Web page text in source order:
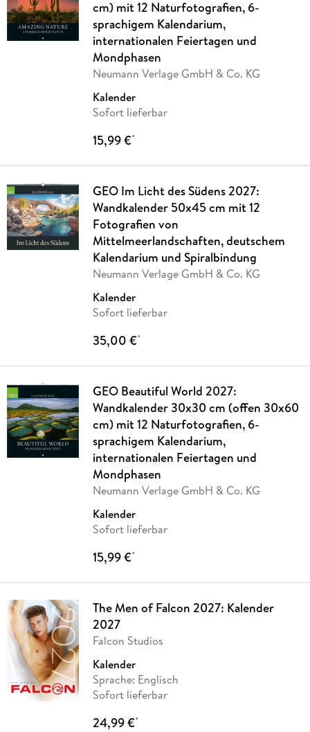
cm) mit 12 Naturfotografien, 6-
sprachigem Kalendarium,
internationalen Feiertagen und
Mondphasen
Neumann Verlage GmbH & Co. KG
Kalender
Sofort lieferbar
15,99 €*
GEO Im Licht des Südens 2027:
Wandkalender 50x45 cm mit 12
Fotografien von
Mittelmeerlandschaften, deutschem
Kalendarium und Spiralbindung
Neumann Verlage GmbH & Co. KG
Kalender
Sofort lieferbar
35,00 €*
GEO Beautiful World 2027:
Wandkalender 30x30 cm (offen 30x60
cm) mit 12 Naturfotografien, 6-
sprachigem Kalendarium,
internationalen Feiertagen und
Mondphasen
Neumann Verlage GmbH & Co. KG
Kalender
Sofort lieferbar
15,99 €*
The Men of Falcon 2027: Kalender
2027
Falcon Studios
Kalender
Sprache: Englisch
Sofort lieferbar
24,99 €*